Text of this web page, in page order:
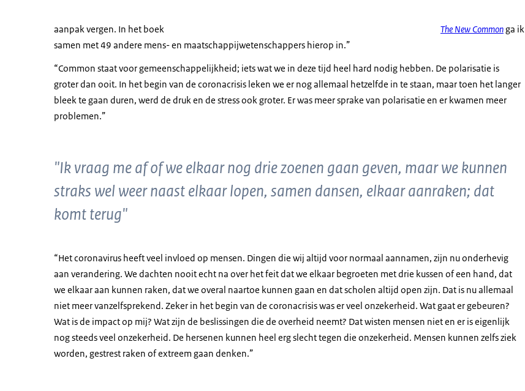
aanpak vergen. In het boek The New Commonga ik
samen met 49 andere mens- en maatschappijwetenschappers hierop in.”
“Common staat voor gemeenschappelijkheid; iets wat we in deze tijd heel hard nodig hebben. De polarisatie is
groter dan ooit. In het begin van de coronacrisis leken we er nog allemaal hetzelfde in te staan, maar toen het langer
bleek te gaan duren, werd de druk en de stress ook groter. Er was meer sprake van polarisatie en er kwamen meer
problemen.”
"Ik vraag me af of we elkaar nog drie zoenen gaan geven, maar we kunnen
straks wel weer naast elkaar lopen, samen dansen, elkaar aanraken; dat
komt terug"
“Het coronavirus heeft veel invloed op mensen. Dingen die wij altijd voor normaal aannamen, zijn nu onderhevig
aan verandering. We dachten nooit echt na over het feit dat we elkaar begroeten met drie kussen of een hand, dat
we elkaar aan kunnen raken, dat we overal naartoe kunnen gaan en dat scholen altijd open zijn. Dat is nu allemaal
niet meer vanzelfsprekend. Zeker in het begin van de coronacrisis was er veel onzekerheid. Wat gaat er gebeuren?
Wat is de impact op mij? Wat zijn de beslissingen die de overheid neemt? Dat wisten mensen niet en er is eigenlijk
nog steeds veel onzekerheid. De hersenen kunnen heel erg slecht tegen die onzekerheid. Mensen kunnen zelfs ziek
worden, gestrest raken of extreem gaan denken.”